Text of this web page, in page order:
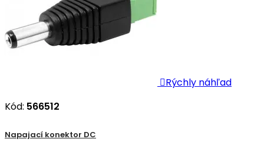
Rýchly náhľad
Kód: 566512
Napajací konektor DC